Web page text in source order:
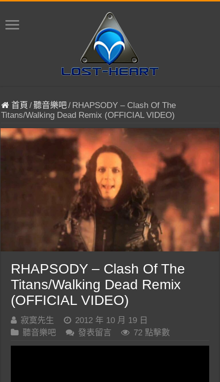
首頁 /聽音樂吧/ RHAPSODY – Clash Of The
Titans/Walking Dead Remix (OFFICIAL VIDEO)
RHAPSODY – Clash Of The
Titans/Walking Dead Remix
(OFFICIAL VIDEO)
寂寞先生
2012 年 10 月 19 日
聽音樂吧
發表留言 72 點擊數